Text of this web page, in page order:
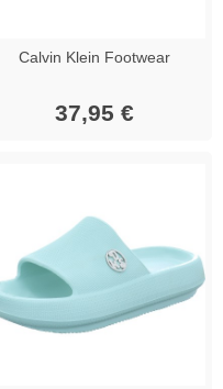
Calvin Klein Footwear
37,95 €